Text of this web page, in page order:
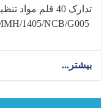
تدارک 40 قلم مواد تنظیفاتی که تحت ریفرنس نمبر
1405/NCB/G005
بیشتر...
به